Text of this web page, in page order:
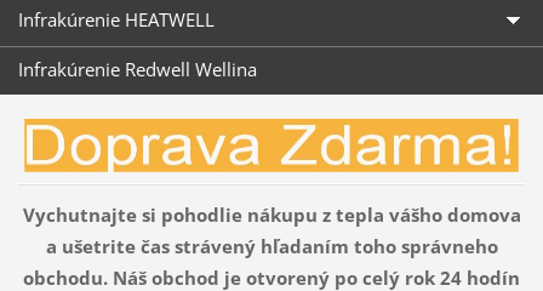
Infrakúrenie HEATWELL
Infrakúrenie Redwell Wellina
Vychutnajte si pohodlie nákupu z tepla vášho domova
a ušetrite čas strávený hľadaním toho správneho
obchodu. Náš obchod je otvorený po celý rok 24 hodín